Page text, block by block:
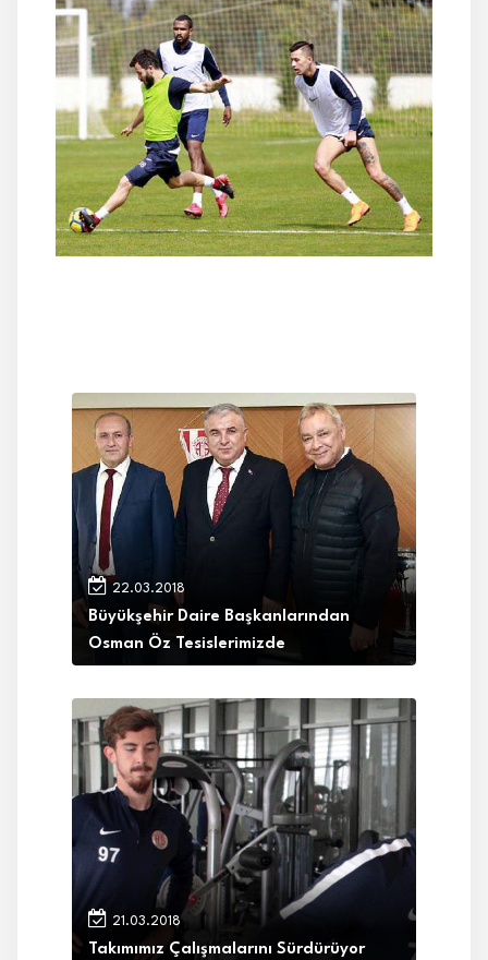
22.03.2018
Büyükşehir Daire Başkanlarından
Osman Öz Tesislerimizde
21.03.2018
Takımımız Çalışmalarını Sürdürüyor